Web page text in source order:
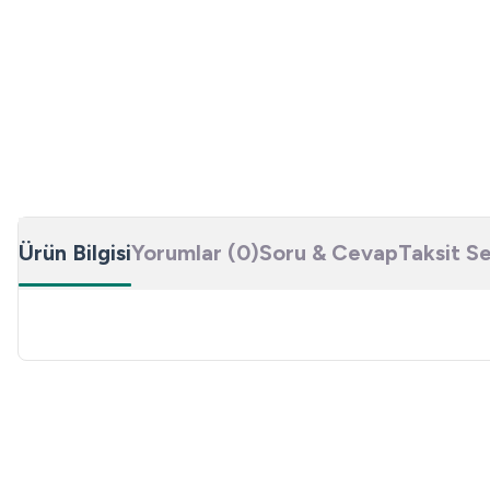
Ürün BilgisiYorumlar (0)Soru & CevapTaksit